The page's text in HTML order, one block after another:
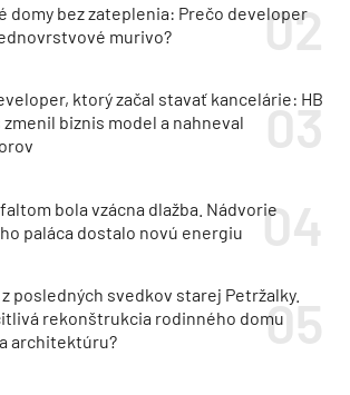
domy bez zateplenia: Prečo developer
murivo?
ktorý začal stavať kancelárie: HB
zmenil biznis model a nahneval
bola vzácna dlažba. Nádvorie
paláca dostalo novú energiu
posledných svedkov starej Petržalky.
rekonštrukcia rodinného domu
architektúru?